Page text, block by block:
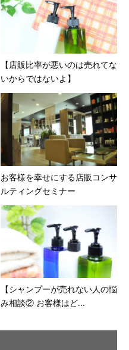
【店販比率が悪いのは売れてな
いからではないよ】
お客様を幸せにする店販コンサ
ルティングセミナー
【シャンプーが売れない人の悩
み相談② お客様はど...